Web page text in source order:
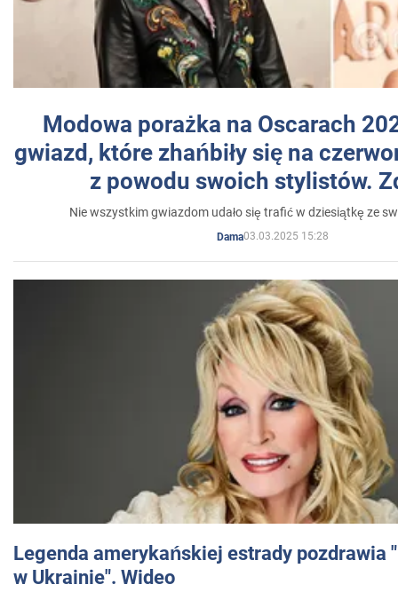
Modowa porażka na Oscarach
gwiazd, które zhańbiły się na
z powodu swoich stylistów.
Nie wszystkim gwiazdom udało się trafić w dziesiątkę ze
Dama03.03.2025 15:28
Legenda amerykańskiej estrady pozdrawia
w Ukrainie". Wideo